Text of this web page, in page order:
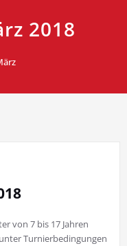
2018
von 7 bis 17 Jahren
Turnierbedingungen